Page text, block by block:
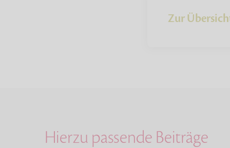
Zur
Hierzu passende Beiträge